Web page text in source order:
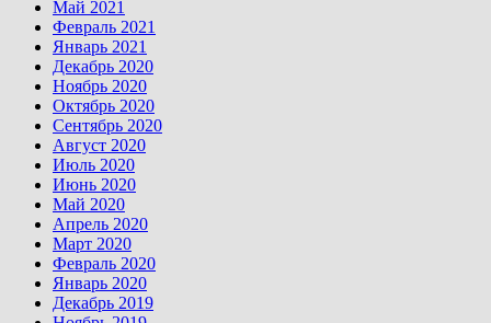
Май 2021
Февраль 2021
Январь 2021
Декабрь 2020
Ноябрь 2020
Октябрь 2020
Сентябрь 2020
Август 2020
Июль 2020
Июнь 2020
Май 2020
Апрель 2020
Март 2020
Февраль 2020
Январь 2020
Декабрь 2019